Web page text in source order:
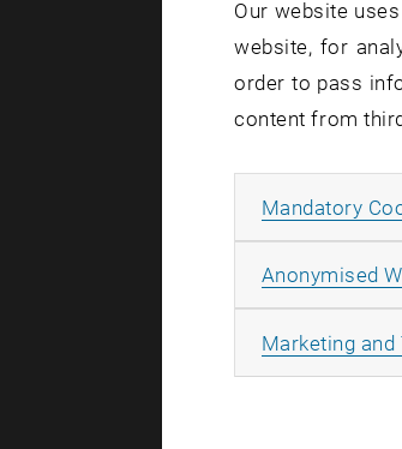
Our website
website, for
order to pass
content from
Mandatory
Anonymised
Marketing and